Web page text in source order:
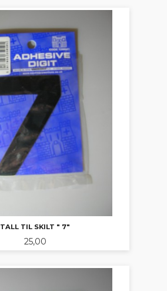
TALL TIL SKILT " 7"
Pris
25,00